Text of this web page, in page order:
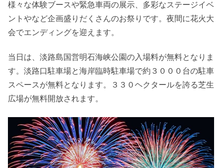
様々な体験ブースや緊急車両の展示、多彩なステージイベ
ントやなど企画盛りだくさんのお祭りです。夜間に花火大
会でエンディングを迎えます。
当日は、淡路島国営明石海峡公園の入場料が無料となりま
す。淡路口駐車場と海岸臨時駐車場で約３０００台の駐車
スペースが無料となります。３３０ヘクタールを誇る芝生
広場が無料開放されます。